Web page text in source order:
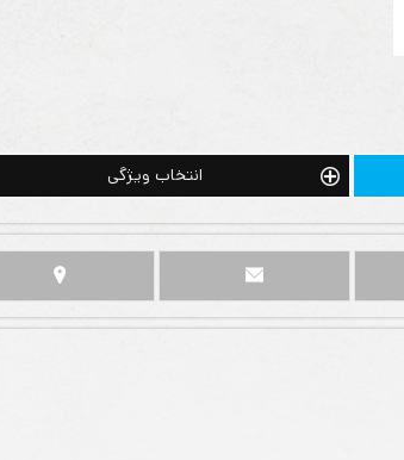
انتخاب ویژگی